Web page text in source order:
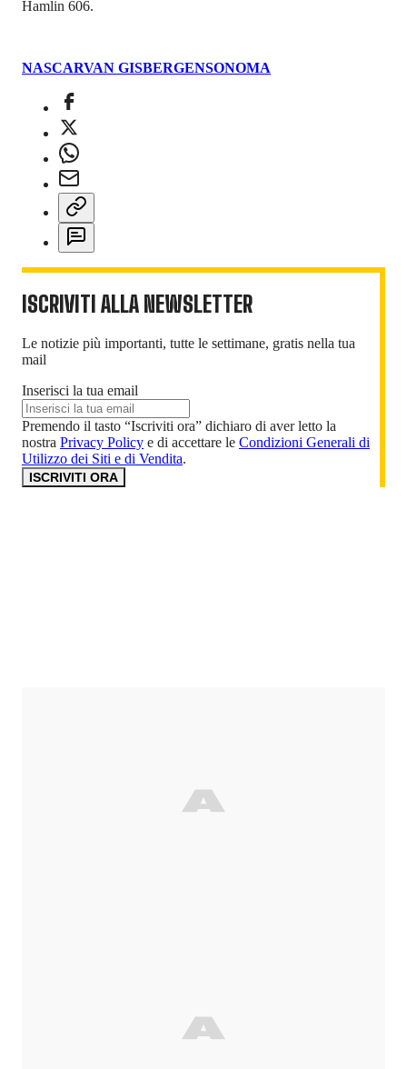
Hamlin 606.
NASCARVAN GISBERGENSONOMA
ISCRIVITI ALLA NEWSLETTER
Le notizie più importanti, tutte le settimane, gratis nella tua
mail
Inserisci la tua email
Premendo il tasto “Iscriviti ora” dichiaro di aver letto la
nostra Privacy Policy e di accettare le Condizioni Generali di
Utilizzo dei Siti e di Vendita.
ISCRIVITI ORA